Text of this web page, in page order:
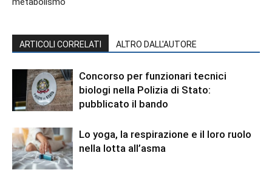
ARTICOLI CORRELATI ALTRO DALL'AUTORE
Concorso per funzionari tecnici
biologi nella Polizia di Stato:
pubblicato il bando
Lo yoga, la respirazione e il loro ruolo
nella lotta all’asma